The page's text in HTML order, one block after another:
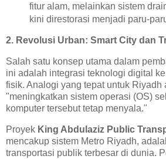
fitur alam, melainkan sistem
kini direstorasi menjadi paru-
2. Revolusi Urban: Smart City dan
Salah satu konsep utama dalam
ini adalah integrasi teknologi digital
fisik. Analogi yang tepat untuk Riyadh
"meningkatkan sistem operasi (OS)
komputer tersebut tetap menyala."
Proyek King Abdulaziz Public
mencakup sistem Metro Riyadh,
transportasi publik terbesar di dunia.